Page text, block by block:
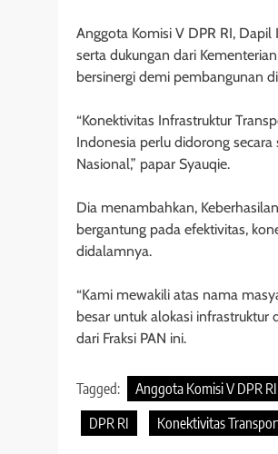
Anggota Komisi V DPR RI,
serta dukungan dari
bersinergi demi pembangunan
“Konektivitas Infrastruktur
Indonesia perlu didorong
Nasional,” papar Syauqie.
Dia menambahkan,
bergantung pada efektivitas,
didalamnya.
“Kami mewakili atas nama
besar untuk alokasi infrastruktur
dari Fraksi PAN ini.
Tagged: Anggota Komisi V DPR
DPR RI
Konektivitas